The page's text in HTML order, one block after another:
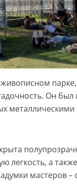
Он был
легкость, а
мастеров –